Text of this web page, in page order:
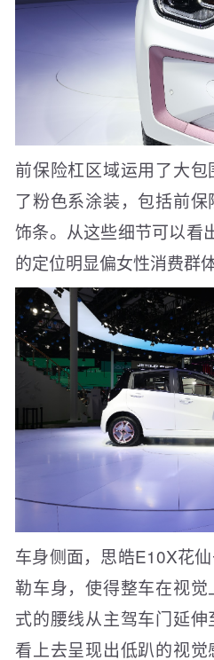
前保险杠区域运用了大
了粉色系涂装，包括前
饰条。从这些细节可以看
的定位明显偏女性消费群体
车身侧面，思皓E10X花
勒车身，使得整车在视
式的腰线从主驾车门延
看上去呈现出低趴的视